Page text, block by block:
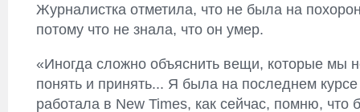
Журналистка отметила, что не была на
потому что не знала, что он умер.
«Иногда сложно объяснить вещи, которые мы
понять и принять... Я была на последнем
работала в New Times, как сейчас, помню, что